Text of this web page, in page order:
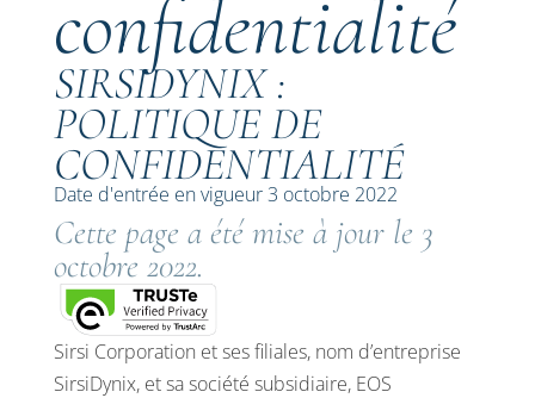
confidentialité
SIRSIDYNIX :
POLITIQUE DE
CONFIDENTIALITÉ
Date d'entrée en vigueur 3 octobre 2022
Cette page a été mise à jour le 3
octobre 2022.
Sirsi Corporation et ses filiales, nom d’entreprise
SirsiDynix, et sa société subsidiaire, EOS